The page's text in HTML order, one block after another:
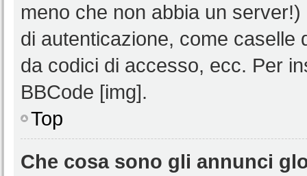
meno che non abbia un
di autenticazione, come caselle
da codici di accesso, ecc. Per
BBCode [img].
Top
Che cosa sono gli annunci